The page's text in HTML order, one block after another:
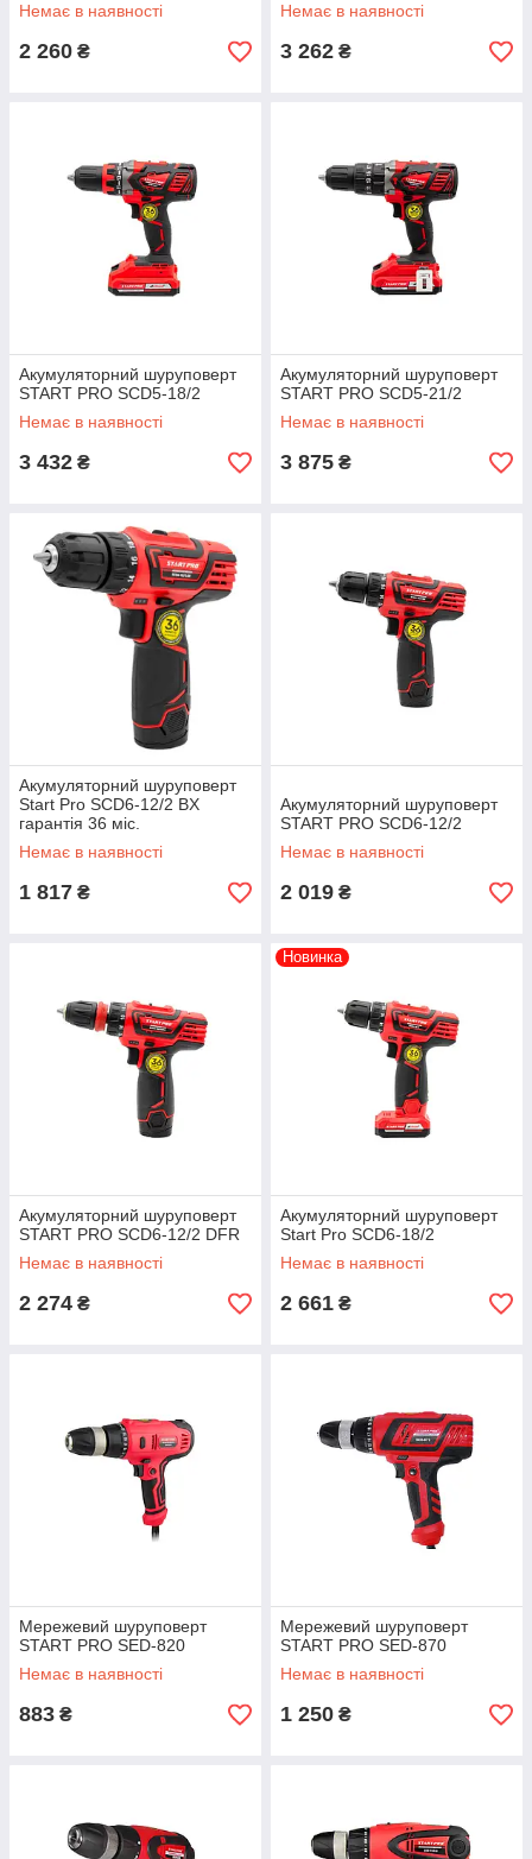
Немає в наявності
2 260 ₴
Немає в наявності
3 262 ₴
Акумуляторний шуруповерт
START PRO SCD5-18/2
Немає в наявності
3 432 ₴
Акумуляторний шуруповерт
START PRO SCD5-21/2
Немає в наявності
3 875 ₴
Акумуляторний шуруповерт
Start Pro SCD6-12/2 BX
гарантія 36 міс.
Немає в наявності
1 817 ₴
Акумуляторний шуруповерт
START PRO SCD6-12/2
Немає в наявності
2 019 ₴
Акумуляторний шуруповерт
START PRO SCD6-12/2 DFR
Немає в наявності
2 274 ₴
Новинка
Акумуляторний шуруповерт
Start Pro SCD6-18/2
Немає в наявності
2 661 ₴
Мережевий шуруповерт
START PRO SED-820
Немає в наявності
883 ₴
Мережевий шуруповерт
START PRO SED-870
Немає в наявності
1 250 ₴